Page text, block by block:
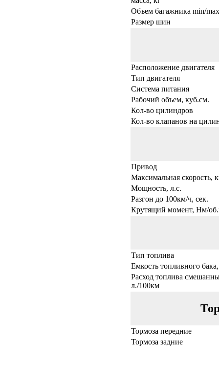
Объем багажника min/
Размер шин
Расположение двигателя
Тип двигателя
Система питания
Рабочий объем, куб.см.
Кол-во цилиндров
Кол-во клапанов на
Привод
Максимальная скорость,
Мощность, л.с.
Разгон до 100км/ч, сек.
Крутящий момент, Нм/
Тип топлива
Емкость топливного
Расход топлива
л./100км
Тормоза передние
Тормоза задние